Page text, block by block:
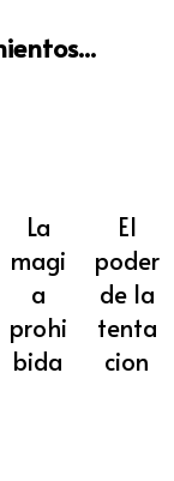
La
magi
a
prohi
bida
El
poder
de la
tenta
cion